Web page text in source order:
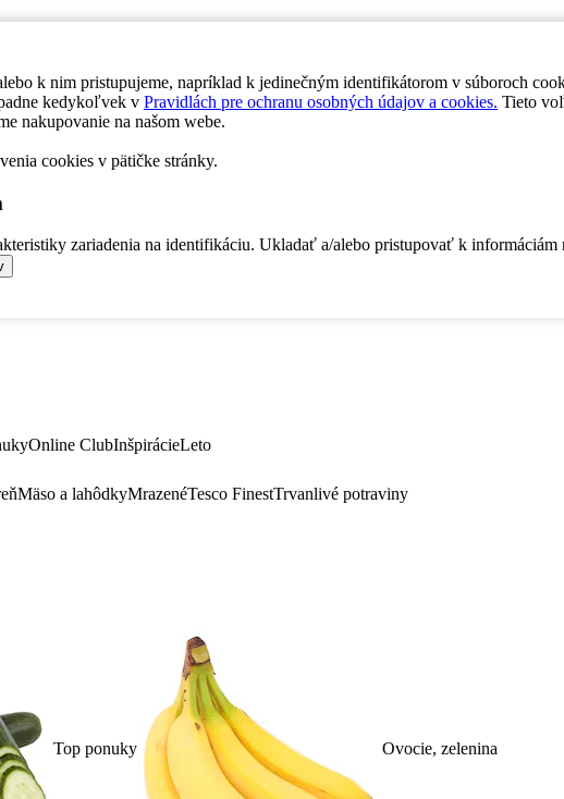
k nim pristupujeme, napríklad k jedinečným identifikátorom v súboroch
kedykoľvek v Pravidlách pre ochranu osobných údajov a cookies. Tieto
nakupovanie na našom webe.
cookies v pätičke stránky.
zariadenia na identifikáciu. Ukladať a/alebo pristupovať k informáciám
Online ClubInšpirácieLeto
Mäso a lahôdkyMrazenéTesco FinestTrvanlivé potraviny
Top ponuky Ovocie, zelenina